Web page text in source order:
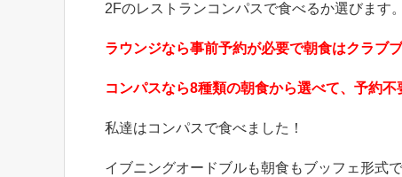
2Fのレストランコンパスで食べるか選びます。
ラウンジなら事前予約が必要で朝食はクラブ
コンパスなら8種類の朝食から選べて、予約不
私達はコンパスで食べました！
イブニングオードブルも朝食もブッフェ形式